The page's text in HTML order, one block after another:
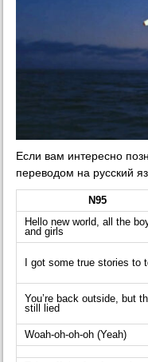
Если вам интересно
переводом на русский
N95
Hello new world, all the
and girls
I got some true stories to
You’re back outside, but
still lied
Woah-oh-oh-oh (Yeah)